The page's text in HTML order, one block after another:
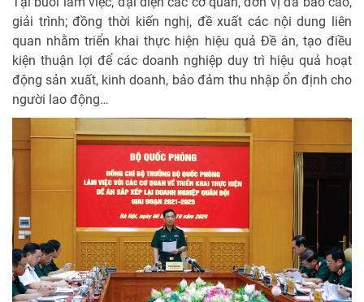
giải trình; đồng thời kiến nghị, đề xuất các nội dung liên
quan nhằm triển khai thực hiện hiệu quả Đề án, tạo điều
kiện thuận lợi để các doanh nghiệp duy trì hiệu quả hoạt
động sản xuất, kinh doanh, bảo đảm thu nhập ổn định cho
người lao động…